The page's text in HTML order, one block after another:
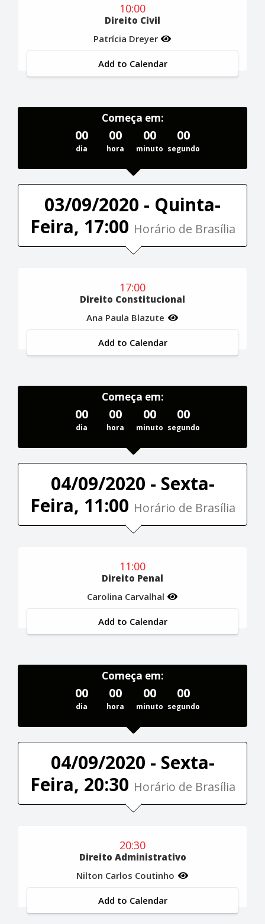
10:00
Direito Civil
Patrícia Dreyer
Add to Calendar
Começa em:
00
dia
00
hora
00
minuto
00
segundo
03/09/2020 - Quinta-
Feira, 17:00 Horário de Brasília
17:00
Direito Constitucional
Ana Paula Blazute
Add to Calendar
Começa em:
00
dia
00
hora
00
minuto
00
segundo
04/09/2020 - Sexta-
Feira, 11:00 Horário de Brasília
11:00
Direito Penal
Carolina Carvalhal
Add to Calendar
Começa em:
00
dia
00
hora
00
minuto
00
segundo
04/09/2020 - Sexta-
Feira, 20:30 Horário de Brasília
20:30
Direito Administrativo
Nilton Carlos Coutinho
Add to Calendar